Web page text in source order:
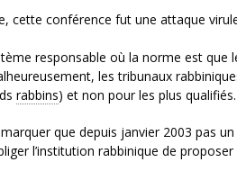
cette conférence fut une attaque
responsable où la norme est
les tribunaux
rabbins) et non pour les plus
que depuis janvier 2003 pas
l’institution rabbinique de